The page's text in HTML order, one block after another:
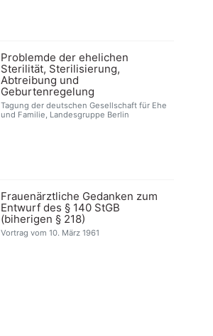
Problemde der ehelichen
Sterilität, Sterilisierung,
Abtreibung und
Geburtenregelung
Tagung der deutschen Gesellschaft für Ehe
und Familie, Landesgruppe Berlin
Frauenärztliche Gedanken zum
Entwurf des § 140 StGB
(biherigen § 218)
Vortrag vom 10. März 1961